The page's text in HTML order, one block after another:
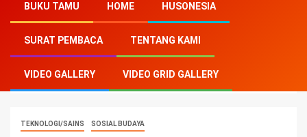
BUKU TAMU HOME HUSONESIA
SURAT PEMBACA TENTANG KAMI
VIDEO GALLERY VIDEO GRID GALLERY
Home-Teknologi/Sains-Peringati HPN 2022,
Smartfren Bersama Komunitas Wartawan Bangkalan
Gelar senam sehat dan Vaksin Massal
TEKNOLOGI/SAINS SOSIAL BUDAYA